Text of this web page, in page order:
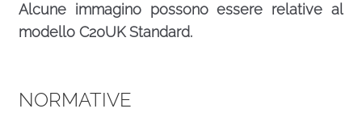
Alcune immagino possono essere relative al
modello C20UK Standard.
NORMATIVE